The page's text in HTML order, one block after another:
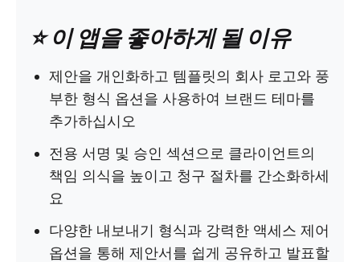
⭐️ 이 앱을 좋아하게 될 이유
제안을 개인화하고 템플릿의 회사 로고와 풍
부한 형식 옵션을 사용하여 브랜드 테마를
추가하십시오
전용 서명 및 승인 섹션으로 클라이언트의
책임 의식을 높이고 청구 절차를 간소화하세
요
다양한 내보내기 형식과 강력한 액세스 제어
옵션을 통해 제안서를 쉽게 공유하고 발표할